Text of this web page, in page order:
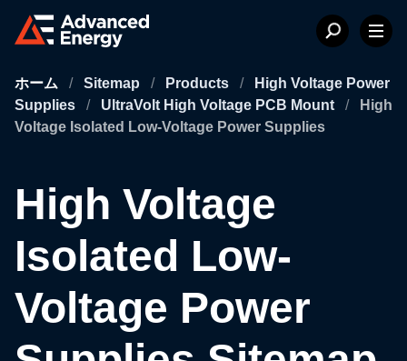
ホーム / Sitemap / Products /
High Voltage Power
Supplies
/ UltraVolt High Voltage PCB Mount /
High
Voltage Isolated Low-Voltage Power Supplies
High Voltage
Isolated Low-
Voltage Power